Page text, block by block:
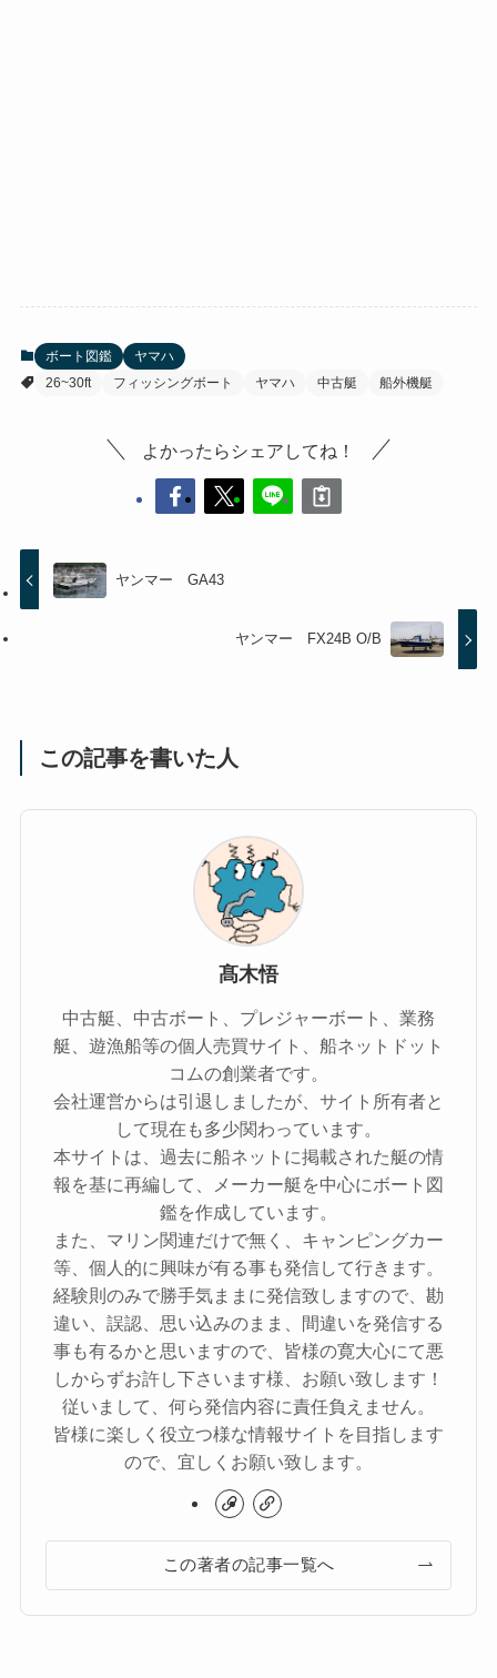
ボート図鑑
ヤマハ
26~30ft
フィッシングボート ヤマハ 中古艇 船外機艇
よかったらシェアしてね！
ヤンマー GA43
ヤンマー FX24B O/B
この記事を書いた人
髙木悟
中古艇、中古ボート、プレジャーボート、業務
艇、遊漁船等の個人売買サイト、船ネットドット
コムの創業者です。
会社運営からは引退しましたが、サイト所有者と
して現在も多少関わっています。
本サイトは、過去に船ネットに掲載された艇の情
報を基に再編して、メーカー艇を中心にボート図
鑑を作成しています。
また、マリン関連だけで無く、キャンピングカー
等、個人的に興味が有る事も発信して行きます。
経験則のみで勝手気ままに発信致しますので、勘
違い、誤認、思い込みのまま、間違いを発信する
事も有るかと思いますので、皆様の寛大心にて悪
しからずお許し下さいます様、お願い致します！
従いまして、何ら発信内容に責任負えません。
皆様に楽しく役立つ様な情報サイトを目指します
ので、宜しくお願い致します。
この著者の記事一覧へ